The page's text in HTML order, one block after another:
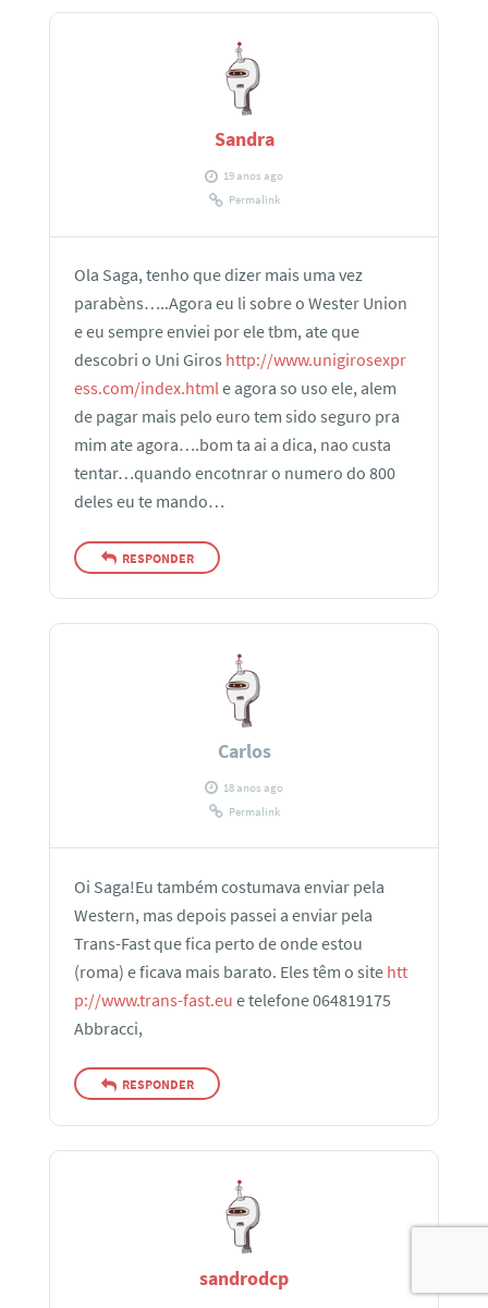
Sandra
19 anos ago
Permalink
Ola Saga, tenho que dizer mais uma vez
parabèns…..Agora eu li sobre o Wester Union
e eu sempre enviei por ele tbm, ate que
descobri o Uni Giros http://www.unigirosexpr
ess.com/index.htmle agora so uso ele, alem
de pagar mais pelo euro tem sido seguro pra
mim ate agora….bom ta ai a dica, nao custa
tentar…quando encotnrar o numero do 800
deles eu te mando…
RESPONDER
Carlos
18 anos ago
Permalink
Oi Saga!Eu também costumava enviar pela
Western, mas depois passei a enviar pela
Trans-Fast que fica perto de onde estou
(roma) e ficava mais barato. Eles têm o site htt
p://www.trans-fast.eu e telefone 064819175
Abbracci,
RESPONDER
sandrodcp